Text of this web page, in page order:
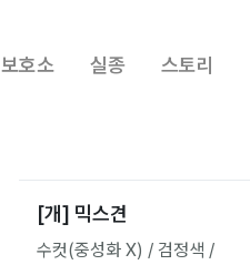
보호소 실종 스토리
[개] 믹스견
수컷(중성화 X) / 검정색 /